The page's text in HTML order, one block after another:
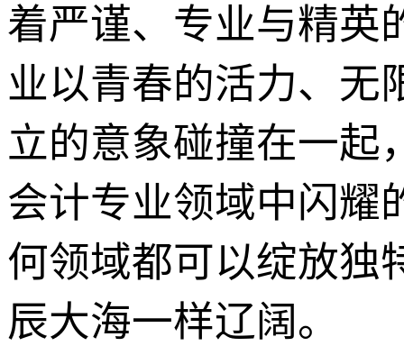
着严谨、专业与精英
业以青春的活力、无
立的意象碰撞在一
会计专业领域中闪耀
何领域都可以绽放独
辰大海一样辽阔。